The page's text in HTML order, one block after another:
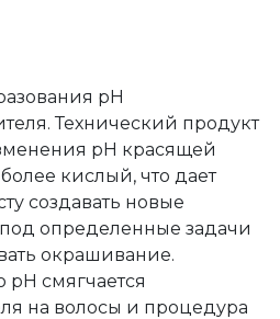
рН
Технический продукт
рН красящей
кислый, что дает
создавать новые
определенные задачи
окрашивание.
смягчается
на волосы и процедура